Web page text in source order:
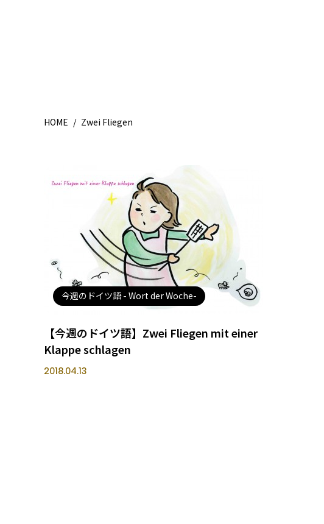
HOME / Zwei Fliegen
今週のドイツ語 - Wort der Woche-
【今週のドイツ語】Zwei Fliegen mit einer
Klappe schlagen
2018.04.13